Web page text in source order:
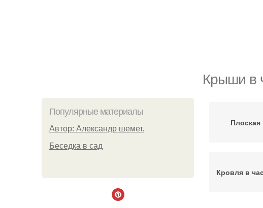
Крыши в
Популярные материалы
Автор: Александр шемет.
Беседка в сад
Кровля в